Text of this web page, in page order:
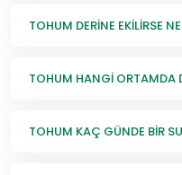
TOHUM DERINE EKILIRSE
TOHUM HANGI ORTAMDA
TOHUM KAÇ GÜNDE BIR